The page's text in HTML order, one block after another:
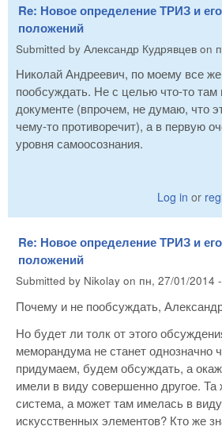
Re: Новое определение ТРИЗ и
положений
Submitted by Александр Кудрявцев on
Николай Андреевич, по моему все
пообсуждать. Не с целью что-то там
документе (впрочем, не думаю, что
чему-то противоречит), а в первую
уровня самоосознания.
Log in or
Re: Новое определение ТРИЗ и
положений
Submitted by Nikolay on пн, 27/01/2014
Почему и не пообсуждать,
Но будет ли толк от этого
меморандума не станет
придумаем, будем обсуждать, а
имели в виду совершенно другое. Та
система, а может там имелась в
искусственных элементов? Кто же